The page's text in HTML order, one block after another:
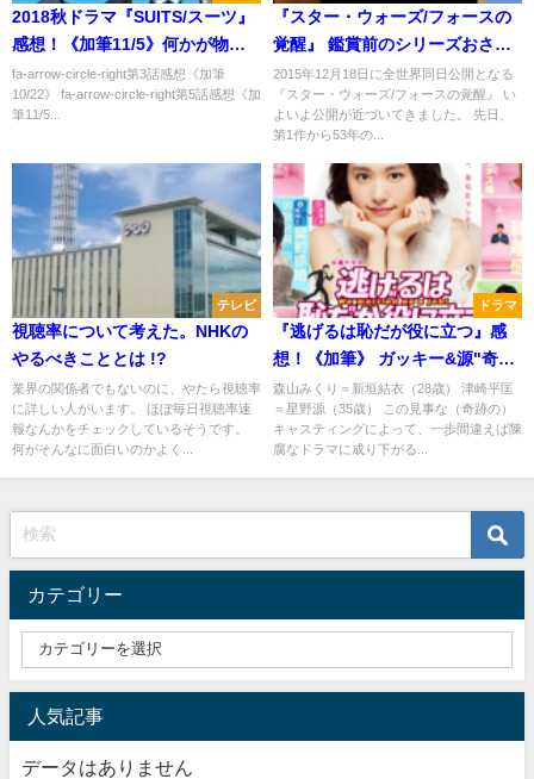
2018秋ドラマ『SUITS/スーツ』
感想！《加筆11/5》何かが物足
りない弁護士ドラマ
fa-arrow-circle-right第3話感想《加筆
10/22》 fa-arrow-circle-right第5話感想《加
筆11/5...
『スター・ウォーズ/フォースの
覚醒』 鑑賞前のシリーズおさら
い＆感想！
2015年12月18日に全世界同日公開となる
『スター・ウォーズ/フォースの覚醒』 い
よいよ公開が近づいてきました。 先日、
第1作から53年の...
テレビ
視聴率について考えた。NHKの
やるべきこととは !?
業界の関係者でもないのに、やたら視聴率
に詳しい人がいます。 ほぼ毎日視聴率速
報なんかをチェックしているそうです。
何がそんなに面白いのかよく...
ドラマ
『逃げるは恥だが役に立つ』感
想！《加筆》 ガッキー&源"奇跡
のキャスティング"契約結婚の行
く末は！?
森山みくり＝新垣結衣（28歳） 津崎平匡
＝星野源（35歳） この見事な（奇跡の）
キャスティングによって、一歩間違えば陳
腐なドラマに成り下がる...
カテゴリー
人気記事
データはありません